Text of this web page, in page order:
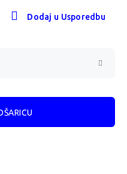
Dodaj u Usporedbu